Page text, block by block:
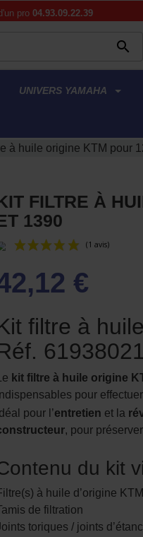
pro 04.93.09.22.39

UNIVERS YAMAHA
à huile origine KTM pour
FILTRE À
1390
€
filtre à
Le kit filtre à huile origine
pour
Idéal pour l’entretien et la
, pour
du kit
à huile d’origine KTM
de filtration
toriques / joints